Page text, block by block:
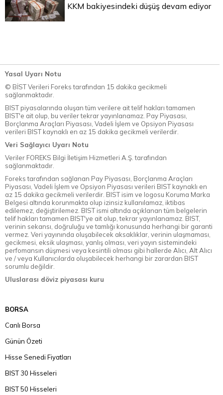
KKM bakiyesindeki düşüş devam ediyor
Yasal Uyarı Notu
© BİST Verileri Foreks tarafından 15 dakika gecikmeli
sağlanmaktadır.
BIST piyasalarında oluşan tüm verilere ait telif hakları tamamen
BIST'e ait olup, bu veriler tekrar yayınlanamaz. Pay Piyasası,
Borçlanma Araçları Piyasası, Vadeli İşlem ve Opsiyon Piyasası
verileri BIST kaynaklı en az 15 dakika gecikmeli verilerdir.
Veri Sağlayıcı Uyarı Notu
Veriler FOREKS Bilgi İletişim Hizmetleri A.Ş. tarafından
sağlanmaktadır.
Foreks tarafından sağlanan Pay Piyasası, Borçlanma Araçları
Piyasası, Vadeli İşlem ve Opsiyon Piyasası verileri BIST kaynaklı en
az 15 dakika gecikmeli verilerdir. BIST isim ve logosu Koruma Marka
Belgesi altında korunmakta olup izinsiz kullanılamaz, iktibas
edilemez, değiştirilemez. BIST ismi altında açıklanan tüm belgelerin
telif hakları tamamen BIST'ye ait olup, tekrar yayınlanamaz. BIST,
verinin sekansı, doğruluğu ve tamlığı konusunda herhangi bir garanti
vermez. Veri yayınında oluşabilecek aksaklıklar, verinin ulaşmaması,
gecikmesi, eksik ulaşması, yanlış olması, veri yayın sistemindeki
perfomansın düşmesi veya kesintili olması gibi hallerde Alıcı, Alt Alıcı
ve / veya Kullanıcılarda oluşabilecek herhangi bir zarardan BIST
sorumlu değildir.
Uluslarası döviz piyasası kuru
BORSA
Canlı Borsa
Günün Özeti
Hisse Senedi Fiyatları
BIST 30 Hisseleri
BIST 50 Hisseleri